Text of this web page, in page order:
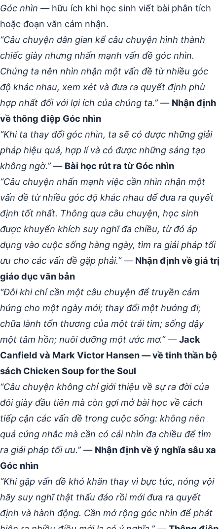
Góc nhìn — hữu ích khi học sinh viết bài phân tích
hoặc đoạn văn cảm nhận.
“Câu chuyện dân gian kể câu chuyện hình thành
chiếc giày nhưng nhấn mạnh vấn đề góc nhìn.
Chúng ta nên nhìn nhận một vấn đề từ nhiều góc
độ khác nhau, xem xét và đưa ra quyết định phù
hợp nhất đối với lợi ích của chúng ta.”— Nhận định
về thông điệp Góc nhìn
“Khi ta thay đổi góc nhìn, ta sẽ có được những giải
pháp hiệu quả, hợp lí và có được những sáng tạo
không ngờ.”— Bài học rút ra từ Góc nhìn
“Câu chuyện nhấn mạnh việc cần nhìn nhận một
vấn đề từ nhiều góc độ khác nhau để đưa ra quyết
định tốt nhất. Thông qua câu chuyện, học sinh
được khuyến khích suy nghĩ đa chiều, từ đó áp
dụng vào cuộc sống hàng ngày, tìm ra giải pháp tối
ưu cho các vấn đề gặp phải.”— Nhận định về giá trị
giáo dục văn bản
“Đôi khi chỉ cần một câu chuyện để truyền cảm
hứng cho một ngày mới; thay đổi một hướng đi;
chữa lành tổn thương của một trái tim; sống dậy
một tâm hồn; nuôi dưỡng một ước mơ.”—Jack
Canfield và Mark Victor Hansen — về tinh thần bộ
sách Chicken Soup for the Soul
“Câu chuyện không chỉ giới thiệu về sự ra đời của
đôi giày đầu tiên mà còn gợi mở bài học về cách
tiếp cận các vấn đề trong cuộc sống: không nên
quá cứng nhắc mà cần có cái nhìn đa chiều để tìm
ra giải pháp tối ưu.”— Nhận định về ý nghĩa sâu xa
Góc nhìn
“Khi gặp vấn đề khó khăn thay vì bực tức, nóng vội
hãy suy nghĩ thật thấu đáo rồi mới đưa ra quyết
định và hành động. Cần mở rộng góc nhìn để phát